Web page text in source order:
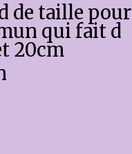
de taille pour
qui fait d
20cm